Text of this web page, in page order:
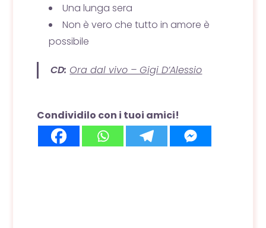
Una lunga sera
Non è vero che tutto in amore è
possibile
CD: Ora dal vivo – Gigi D’Alessio
Condividilo con i tuoi amici!